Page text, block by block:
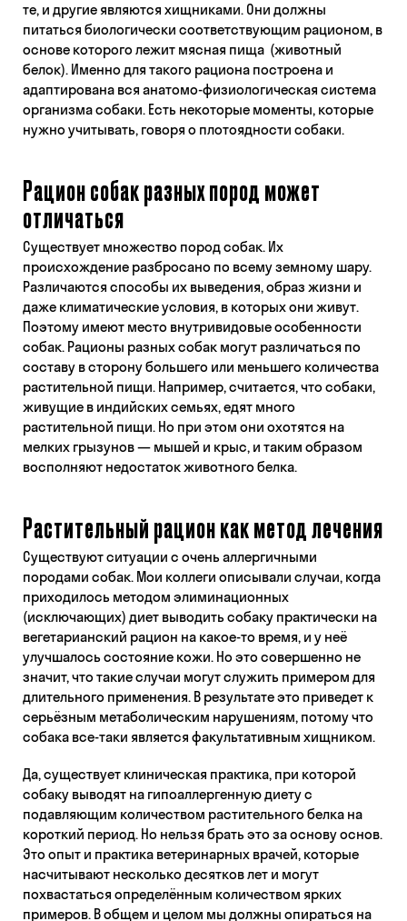
те, и другие являются хищниками. Они должны
питаться биологически соответствующим рационом, в
основе которого лежит мясная пища (животный
белок). Именно для такого рациона построена и
адаптирована вся анатомо-физиологическая система
организма собаки. Есть некоторые моменты, которые
нужно учитывать, говоря о плотоядности собаки.
Рацион собак разных пород может
отличаться
Существует множество пород собак. Их
происхождение разбросано по всему земному шару.
Различаются способы их выведения, образ жизни и
даже климатические условия, в которых они живут.
Поэтому имеют место внутривидовые особенности
собак. Рационы разных собак могут различаться по
составу в сторону большего или меньшего количества
растительной пищи. Например, считается, что собаки,
живущие в индийских семьях, едят много
растительной пищи. Но при этом они охотятся на
мелких грызунов — мышей и крыс, и таким образом
восполняют недостаток животного белка.
Растительный рацион как метод лечения
Существуют ситуации с очень аллергичными
породами собак. Мои коллеги описывали случаи, когда
приходилось методом элиминационных
(исключающих) диет выводить собаку практически на
вегетарианский рацион на какое-то время, и у неё
улучшалось состояние кожи. Но это совершенно не
значит, что такие случаи могут служить примером для
длительного применения. В результате это приведет к
серьёзным метаболическим нарушениям, потому что
собака все-таки является факультативным хищником.
Да, существует клиническая практика, при которой
собаку выводят на гипоаллергенную диету с
подавляющим количеством растительного белка на
короткий период. Но нельзя брать это за основу основ.
Это опыт и практика ветеринарных врачей, которые
насчитывают несколько десятков лет и могут
похвастаться определённым количеством ярких
примеров. В общем и целом мы должны опираться на